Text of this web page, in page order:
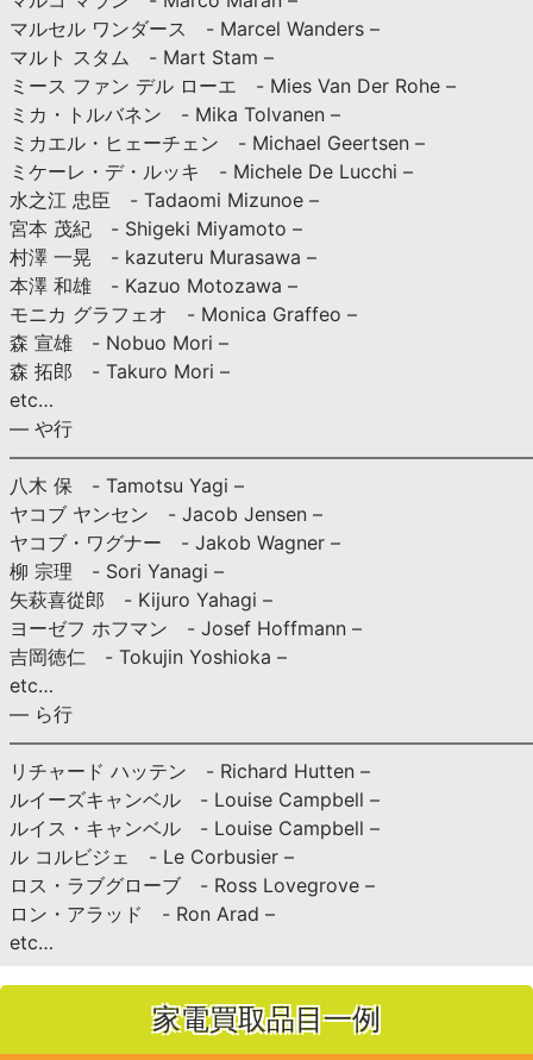
マルセル ワンダース - Marcel Wanders –
マルト スタム - Mart Stam –
ミース ファン デル ローエ - Mies Van Der Rohe –
ミカ・トルバネン - Mika Tolvanen –
ミカエル・ヒェーチェン - Michael Geertsen –
ミケーレ・デ・ルッキ - Michele De Lucchi –
水之江 忠臣 - Tadaomi Mizunoe –
宮本 茂紀 - Shigeki Miyamoto –
村澤 一晃 - kazuteru Murasawa –
本澤 和雄 - Kazuo Motozawa –
モニカ グラフェオ - Monica Graffeo –
森 宣雄 - Nobuo Mori –
森 拓郎 - Takuro Mori –
etc…
— や行
八木 保 - Tamotsu Yagi –
ヤコブ ヤンセン - Jacob Jensen –
ヤコブ・ワグナー - Jakob Wagner –
柳 宗理 - Sori Yanagi –
矢萩喜從郎 - Kijuro Yahagi –
ヨーゼフ ホフマン - Josef Hoffmann –
吉岡徳仁 - Tokujin Yoshioka –
etc…
— ら行
リチャード ハッテン - Richard Hutten –
ルイーズキャンベル - Louise Campbell –
ルイス・キャンベル - Louise Campbell –
ル コルビジェ - Le Corbusier –
ロス・ラブグローブ - Ross Lovegrove –
ロン・アラッド - Ron Arad –
etc…
家電買取品目一例